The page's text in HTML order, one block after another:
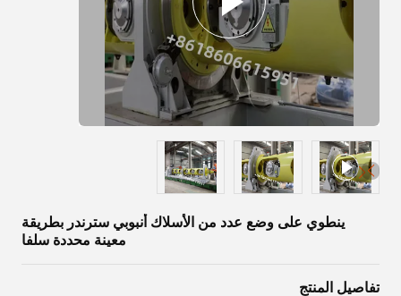
ينطوي على وضع عدد من الأسلاك أنبوبي سترندر بطريقة
معينة محددة سلفا
تفاصيل المنتج